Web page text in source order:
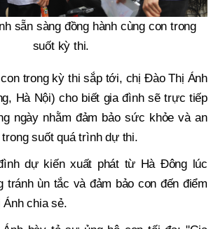
sẵn sàng đồng hành cùng con trong
suốt kỳ thi.
trong kỳ thi sắp tới, chị Đào Thị Ánh
Hà Nội) cho biết gia đình sẽ trực tiếp
ngày nhằm đảm bảo sức khỏe và an
suốt quá trình dự thi.
dự kiến xuất phát từ Hà Đông lúc
tránh ùn tắc và đảm bảo con đến điểm
chia sẻ.